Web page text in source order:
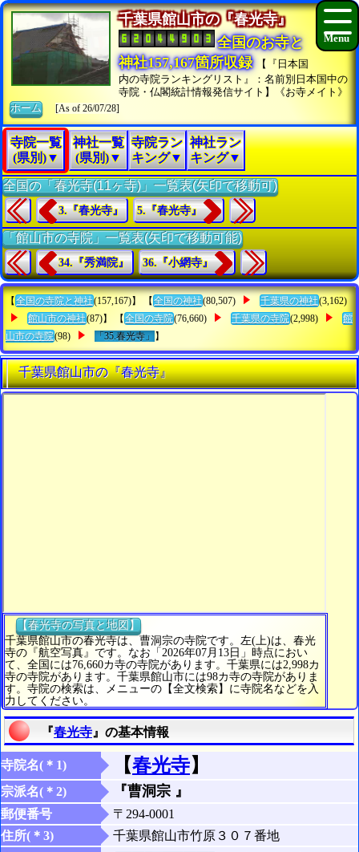
千葉県館山市の『春光寺』
全国のお寺と
神社157,167箇所収録
【『日本国
内の寺院ランキングリスト』：名前別日本国中の
寺院・仏閣統計情報発信サイト】《お寺メイト》
ホーム
[As of 26/07/28]
寺院一覧
(県別)▼
神社一覧
(県別)▼
寺院ラン
キング▼
神社ラン
キング▼
全国の「春光寺(11ヶ寺)」一覧表(矢印で移動可)
3.『春光寺』 5.『春光寺』
「館山市の寺院」一覧表(矢印で移動可能)
34.『秀満院』 36.『小網寺』
【 全国の寺院と神社(157,167)】 【 全国の神社(80,507) 千葉県の神社(3,162)
館山市の神社(87)】 【 全国の寺院(76,660) 千葉県の寺院(2,998)
館
山市の寺院(98) 「35.春光寺」 】
千葉県館山市の『春光寺』
【春光寺の写真と地図】
千葉県館山市の春光寺は、曹洞宗の寺院です。左(上)は、春光
寺の『航空写真』です。なお「2026年07月13日」時点におい
て、全国には76,660カ寺の寺院があります。千葉県には2,998カ
寺の寺院があります。千葉県館山市には98カ寺の寺院がありま
す。寺院の検索は、メニューの【全文検索】に寺院名などを入
力してください。
『春光寺 』の基本情報
寺院名(＊1) 【春光寺】
宗派名(＊2) 『曹洞宗 』
郵便番号
〒294-0001
住所(＊3)
千葉県館山市竹原３０７番地